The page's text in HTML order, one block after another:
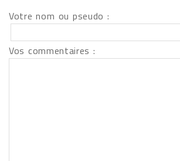
Votre nom ou pseudo :
Vos commentaires :